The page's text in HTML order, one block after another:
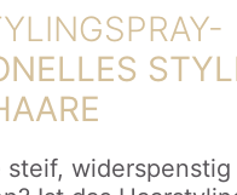
steif, widerspenstig